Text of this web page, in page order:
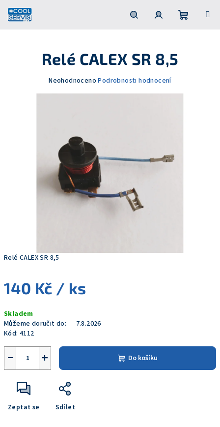
obsah
Relé CALEX SR 8,5
140 Kč / ks
cena:
Skladem
Můžeme doručit do:
7.8.2026
Kód: 4112
+
− Do košíku
Zeptat se Sdílet
Relé CALEX SR 8,5
Průměrné
hvězdiček.
Neohodnoceno Podrobnosti hodnocení